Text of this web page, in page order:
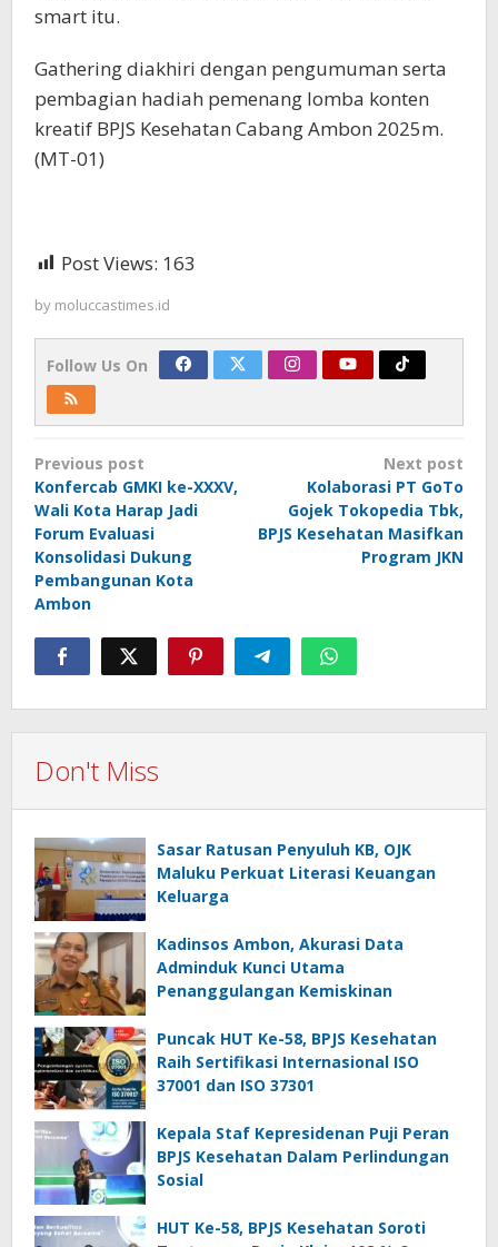
smart itu.
Gathering diakhiri dengan pengumuman serta
pembagian hadiah pemenang lomba konten
kreatif BPJS Kesehatan Cabang Ambon 2025m.
(MT-01)
Post Views: 163
by moluccastimes.id
Follow Us On
Post
navigation
Previous post
Konfercab GMKI ke-XXXV,
Wali Kota Harap Jadi
Forum Evaluasi
Konsolidasi Dukung
Pembangunan Kota
Ambon
Next post
Kolaborasi PT GoTo
Gojek Tokopedia Tbk,
BPJS Kesehatan Masifkan
Program JKN
Don't Miss
Sasar Ratusan Penyuluh KB, OJK
Maluku Perkuat Literasi Keuangan
Keluarga
Kadinsos Ambon, Akurasi Data
Adminduk Kunci Utama
Penanggulangan Kemiskinan
Puncak HUT Ke-58, BPJS Kesehatan
Raih Sertifikasi Internasional ISO
37001 dan ISO 37301
Kepala Staf Kepresidenan Puji Peran
BPJS Kesehatan Dalam Perlindungan
Sosial
HUT Ke-58, BPJS Kesehatan Soroti